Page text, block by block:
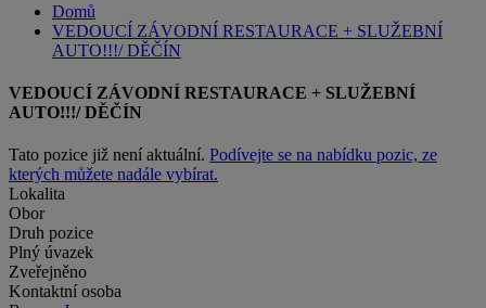
Domů
VEDOUCÍ ZÁVODNÍ RESTAURACE + SLUŽEBNÍ
AUTO!!!/ DĚČÍN
VEDOUCÍ ZÁVODNÍ RESTAURACE + SLUŽEBNÍ
AUTO!!!/ DĚČÍN
Tato pozice již není aktuální. Podívejte se na nabídku pozic, ze
kterých můžete nadále vybírat.
Lokalita
Obor
Druh pozice
Plný úvazek
Zveřejněno
Kontaktní osoba